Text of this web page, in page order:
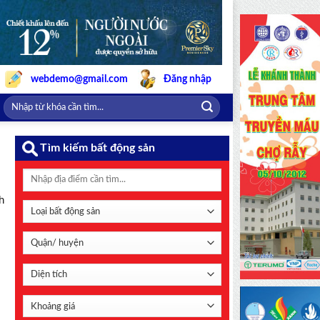
webdemo@gmail.com Đăng nhập
Tìm kiếm bất động sản